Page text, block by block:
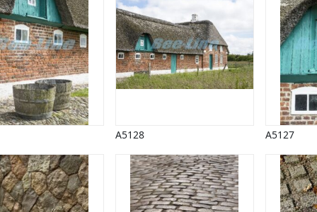
A5128 A5127